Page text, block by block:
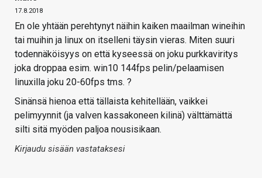
17.8.2018
En ole yhtään perehtynyt näihin kaiken maailman wineihin
tai muihin ja linux on itselleni täysin vieras. Miten suuri
todennäköisyys on että kyseessä on joku purkkaviritys
joka droppaa esim. win10 144fps pelin/pelaamisen
linuxilla joku 20-60fps tms. ?
Sinänsä hienoa että tällaista kehitellään, vaikkei
pelimyynnit (ja valven kassakoneen kilinä) välttämättä
silti sitä myöden paljoa nousisikaan.
Kirjaudu sisään vastataksesi